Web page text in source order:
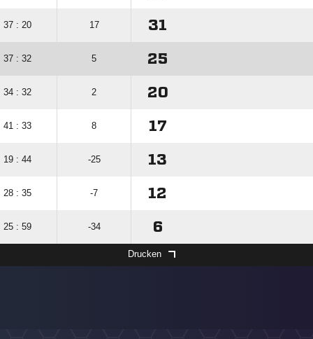
37 : 20 17 31
37 : 32 5 25
34 : 32 2 20
41 : 33 8 17
19 : 44 -25 13
28 : 35 -7 12
25 : 59 -34 6
Drucken